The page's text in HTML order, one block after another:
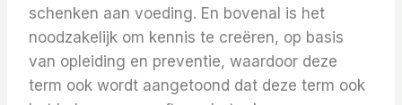
schenken aan voeding. En bovenal is het
noodzakelijk om kennis te creëren, op basis
van opleiding en preventie, waardoor deze
term ook wordt aangetoond dat deze term ook